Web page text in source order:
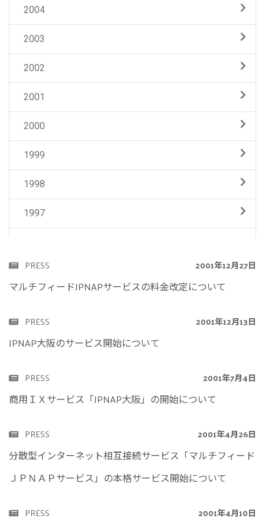
2004
2003
2002
2001
2000
1999
1998
1997
PRESS 2001年12月27日
マルチフィードJPNAPサービスの料金改定について
PRESS 2001年12月13日
JPNAP大阪のサービス開始について
PRESS 2001年7月4日
商用ＩＸサービス「JPNAP大阪」の開始について
PRESS 2001年4月26日
分散型インターネット相互接続サービス「マルチフィード
ＪＰＮＡＰサービス」の本格サービス開始について
PRESS 2001年4月10日